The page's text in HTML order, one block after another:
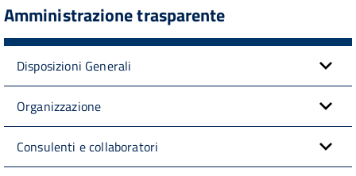
Amministrazione trasparente
Disposizioni Generali
Organizzazione
Consulenti e collaboratori